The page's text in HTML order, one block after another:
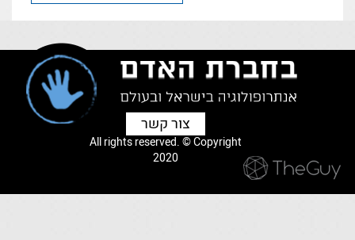
All rights reserved. © Copyright
2020
צור קשר